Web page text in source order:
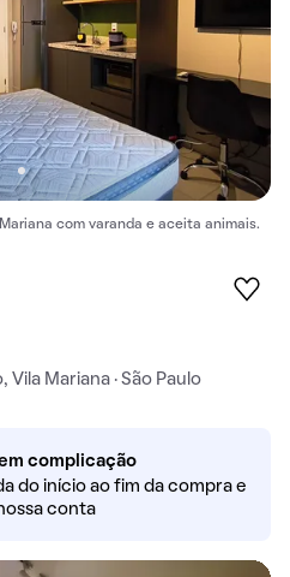
com varanda e aceita animais.
Mariana · São Paulo
complicação
do início ao fim da compra e
conta